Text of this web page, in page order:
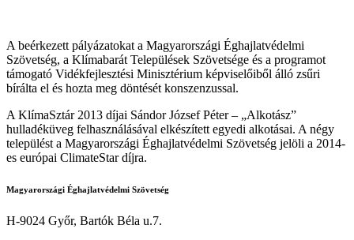
A beérkezett pályázatokat a Magyarországi Éghajlatvédelmi
Szövetség, a Klímabarát Települések Szövetsége és a programot
támogató Vidékfejlesztési Minisztérium képviselőiből álló zsűri
bírálta el és hozta meg döntését konszenzussal.
A KlímaSztár 2013 díjai Sándor József Péter – „Alkotász”
hulladéküveg felhasználásával elkészített egyedi alkotásai. A négy
települést a Magyarországi Éghajlatvédelmi Szövetség jelöli a 2014-
es európai ClimateStar díjra.
Magyarországi Éghajlatvédelmi Szövetség
H-9024 Győr, Bartók Béla u.7.